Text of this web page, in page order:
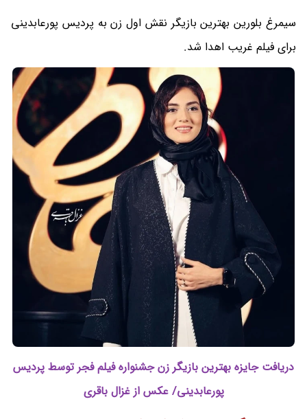
سیمرغ بلورین بهترین بازیگر نقش اول زن به پردیس پورعابدینی
برای فیلم غریب اهدا شد.
دریافت جایزه بهترین بازیگر زن جشنواره فیلم فجر توسط پردیس
پورعابدینی/ عکس از غزال باقری